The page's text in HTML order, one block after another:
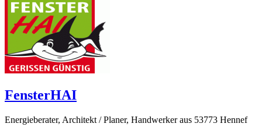
FensterHAI
Energieberater, Architekt / Planer, Handwerker aus 53773 Hennef